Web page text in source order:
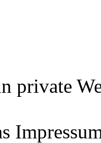
private